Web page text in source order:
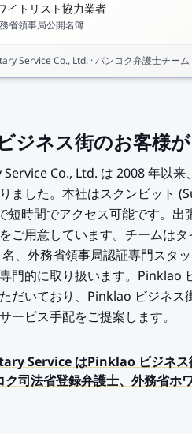
イトリスト協力業者
省領事局公開名簿
Service Co., Ltd. ·バンコク弁護士チーム
ジネス街のお客様
Co., Ltd. は 2008 年以
ました。本社はスクンビット
短時間でアクセス可能です。
ご用意しています。チームは
、外務省領事局認証専門スタ
門的に取り扱います。Pinklao
だいており、Pinklao ビジネ
ービス手配をご提案します。
Service はPinklao ビジネ
司法省登録弁護士、外務省ホ